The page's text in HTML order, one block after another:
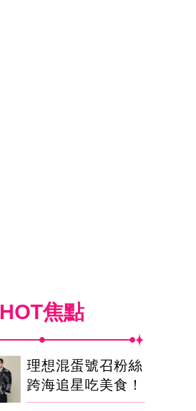
HOT焦點
理想混蛋號召粉絲
跨海追星吃美食！